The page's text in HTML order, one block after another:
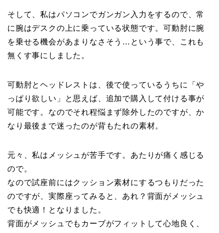
そして、私はパソコンでガンガン入力をするので、常
に腕はデスクの上に乗っている状態です。可動肘に腕
を乗せる機会があまりなさそう…という事で、これも
無くす事にしました。
可動肘とヘッドレストは、後で使っているうちに「や
っぱり欲しい」と思えば、追加で購入して付ける事が
可能です。なのでそれ程悩まず除外したのですが、か
なり最後まで迷ったのが背もたれの素材。
元々、私はメッシュが苦手です。あたりが痛く感じる
ので。
なので試座前にはクッション素材にするつもりだった
のですが、実際座ってみると、あれ？背面がメッシュ
でも快適！となりました。
背面がメッシュでもカーブがフィットして心地良く、